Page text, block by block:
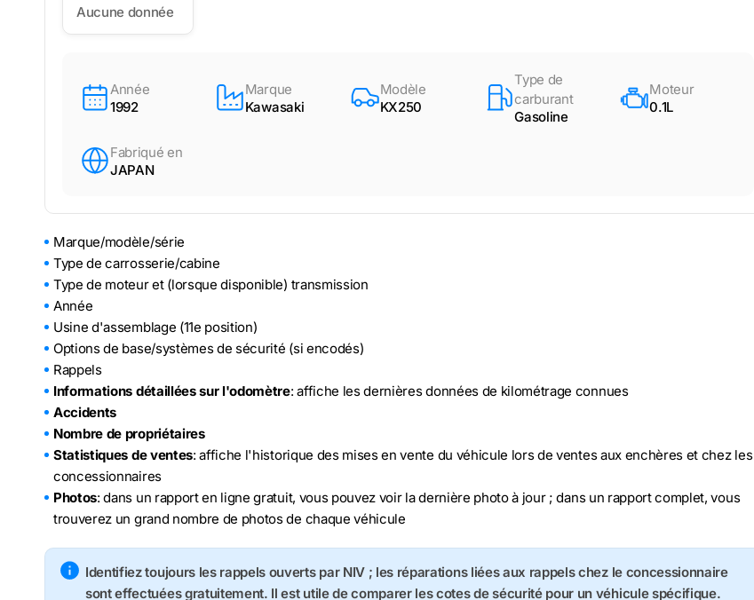
Aucune donnée
Année
1992
Marque
Kawasaki
Modèle
KX250
Type de
carburant
Gasoline
Moteur
0.1L
Fabriqué en
JAPAN
Marque/modèle/série
Type de carrosserie/cabine
Type de moteur et (lorsque disponible) transmission
Année
Usine d'assemblage (11e position)
Options de base/systèmes de sécurité (si encodés)
Rappels
Informations détaillées sur l'odomètre: affiche les dernières données de kilométrage connues
Accidents
Nombre de propriétaires
Statistiques de ventes: affiche l'historique des mises en vente du véhicule lors de ventes aux enchères et chez les
concessionnaires
Photos: dans un rapport en ligne gratuit, vous pouvez voir la dernière photo à jour ; dans un rapport complet, vous
trouverez un grand nombre de photos de chaque véhicule
Identifiez toujours les rappels ouverts par NIV ; les réparations liées aux rappels chez le concessionnaire
sont effectuées gratuitement. Il est utile de comparer les cotes de sécurité pour un véhicule spécifique.